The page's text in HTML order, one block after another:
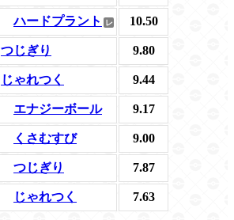
ハードプラント 10.50
つじぎり 9.80
じゃれつく 9.44
エナジーボール 9.17
くさむすび 9.00
つじぎり 7.87
じゃれつく 7.63